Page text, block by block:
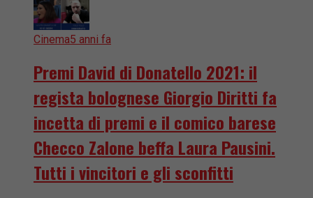
Cinema5 anni fa
Premi David di Donatello 2021: il
regista bolognese Giorgio Diritti fa
incetta di premi e il comico barese
Checco Zalone beffa Laura Pausini.
Tutti i vincitori e gli sconfitti